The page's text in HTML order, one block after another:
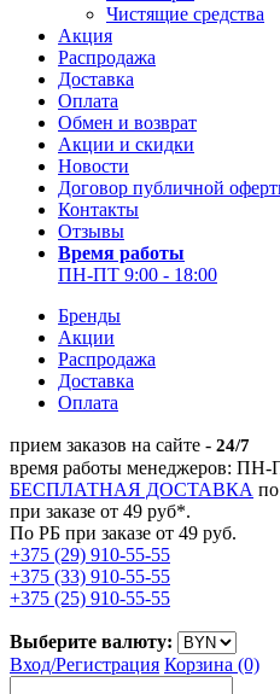
Чистящие средства
Акция
Распродажа
Доставка
Оплата
Обмен и возврат
Акции и скидки
Новости
Договор публичной
Контакты
Отзывы
Время работы
ПН-ПТ 9:00 - 18:00
Бренды
Акции
Распродажа
Доставка
Оплата
прием заказов на сайте - 24/7
время работы менеджеров: ПН-
БЕСПЛАТНАЯ ДОСТАВКА
при заказе от 49 руб*.
По РБ при заказе от 49 руб.
+375 (29) 910-55-55
+375 (33) 910-55-55
+375 (25) 910-55-55
Выберите валюту:
Вход/Регистрация Корзина (0)